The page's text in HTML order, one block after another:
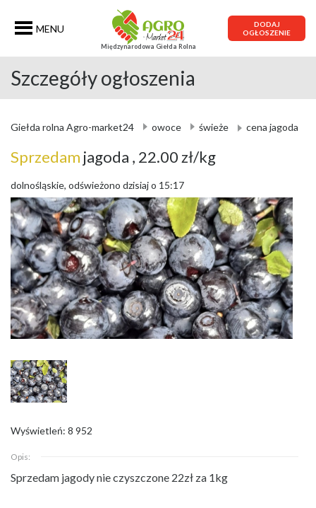
MENU
Międzynarodowa Giełda Rolna
DODAJ
OGŁOSZENIE
Szczegóły ogłoszenia
Giełda rolna Agro-market24 owoce świeże cena jagoda
Sprzedam jagoda , 22.00 zł/kg
dolnośląskie, odświeżono dzisiaj o 15:17
Wyświetleń: 8 952
Opis:
Sprzedam jagody nie czyszczone 22zł za 1kg